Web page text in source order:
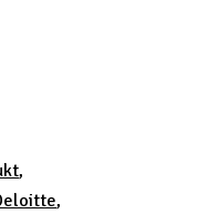
,
,